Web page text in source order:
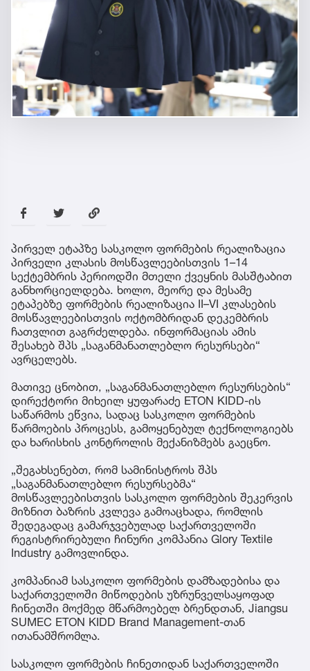
პირველ ეტაპზე სასკოლო ფორმების რეალიზაცია
პირველი კლასის მოსწავლეებისთვის 1–14
სექტემბრის პერიოდში მთელი ქვეყნის მასშტაბით
განხორციელდება. ხოლო, მეორე და მესამე
ეტაპებზე ფორმების რეალიზაცია II–VI კლასების
მოსწავლეებისთვის ოქტომბრიდან დეკემბრის
ჩათვლით გაგრძელდება. ინფორმაციას ამის
შესახებ შპს „საგანმანათლებლო რესურსები“
ავრცელებს.
მათივე ცნობით, „საგანმანათლებლო რესურსების“
დირექტორი მიხეილ ყუფარაძე ETON KIDD-ის
საწარმოს ეწვია, სადაც სასკოლო ფორმების
წარმოების პროცესს, გამოყენებულ ტექნოლოგიებს
და ხარისხის კონტროლის მექანიზმებს გაეცნო.
„შეგახსენებთ, რომ სამინისტროს შპს
„საგანმანათლებლო რესურსებმა“
მოსწავლეებისთვის სასკოლო ფორმების შეკერვის
მიზნით ბაზრის კვლევა გამოაცხადა, რომლის
შედეგადაც გამარჯვებულად საქართველოში
რეგისტრირებული ჩინური კომპანია Glory Textile
Industry გამოვლინდა.
კომპანიამ სასკოლო ფორმების დამზადებისა და
საქართველოში მიწოდების უზრუნველსაყოფად
ჩინეთში მოქმედ მწარმოებელ ბრენდთან, Jiangsu
SUMEC ETON KIDD Brand Management-თან
ითანამშრომლა.
სასკოლო ფორმების ჩინეთიდან საქართველოში